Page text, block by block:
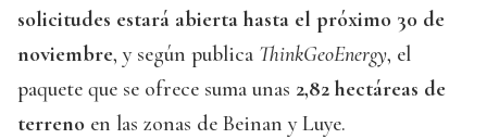
solicitudes estará abierta hasta el próximo 30 de
noviembre, y según publica ThinkGeoEnergy, el
paquete que se ofrece suma unas 2,82 hectáreas de
terreno en las zonas de Beinan y Luye.